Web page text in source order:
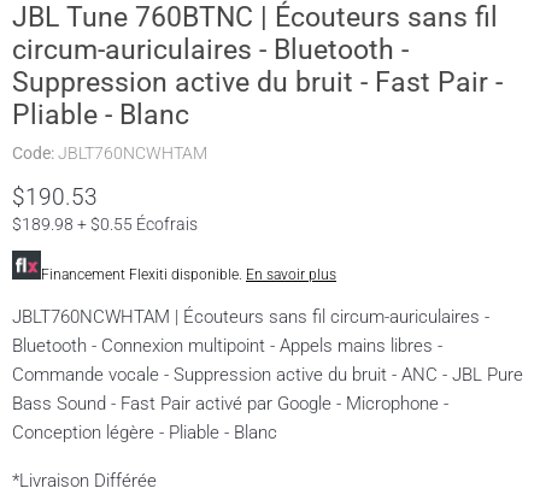
JBL Tune 760BTNC | Écouteurs sans fil
circum-auriculaires - Bluetooth -
Suppression active du bruit - Fast Pair -
Pliable - Blanc
Code:JBLT760NCWHTAM
$190.53
$189.98 + $0.55 Écofrais
Financement Flexiti disponible. En savoir plus
JBLT760NCWHTAM | Écouteurs sans fil circum-auriculaires -
Bluetooth - Connexion multipoint - Appels mains libres -
Commande vocale - Suppression active du bruit - ANC - JBL Pure
Bass Sound - Fast Pair activé par Google - Microphone -
Conception légère - Pliable - Blanc
*Livraison Différée